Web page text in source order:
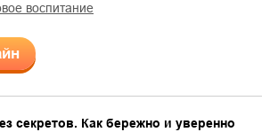
воспитание
секретов. Как бережно и уверенно